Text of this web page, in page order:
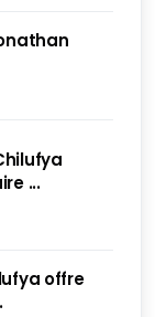
...
offre